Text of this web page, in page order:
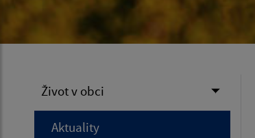
Život v obci
Aktuality